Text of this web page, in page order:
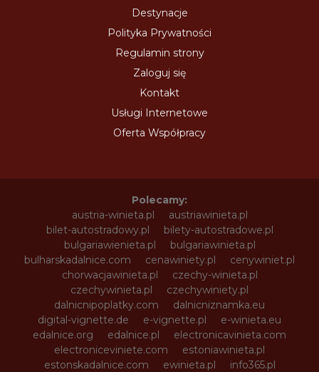
Destynacje
Polityka Prywatności
Regulamin strony
Zaloguj się
Kontakt
Usługi Internetowe
Oferta Współpracy
Polecamy:
austria-winieta.pl
austriawinieta.pl
bilet-autostradowy.pl
bilety-autostradowe.pl
bulgariawienieta.pl
bulgariawinieta.pl
bulharskadalnice.com
cenawiniety.pl
cenywiniet.pl
chorwacjawinieta.pl
czechy-winieta.pl
czechywinieta.pl
czechywiniety.pl
dalnicnipoplatky.com
dalnicniznamka.eu
digital-vignette.de
e-vignette.pl
e-winieta.eu
edalnice.org
edalnice.pl
electronicavinieta.com
electroniceviniete.com
estoniawinieta.pl
estonskadalnice.com
ewinieta.pl
info365.pl